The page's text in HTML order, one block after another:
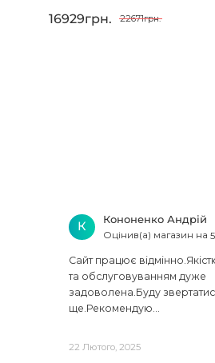
16929грн. 22671грн.
К
Кононенко Андрій
Оцінив(а) магазин на
Сайт працює
та обслуговуванням дуже
задоволена.Буду
ще.Рекомендую...
22 Лютого, 2025